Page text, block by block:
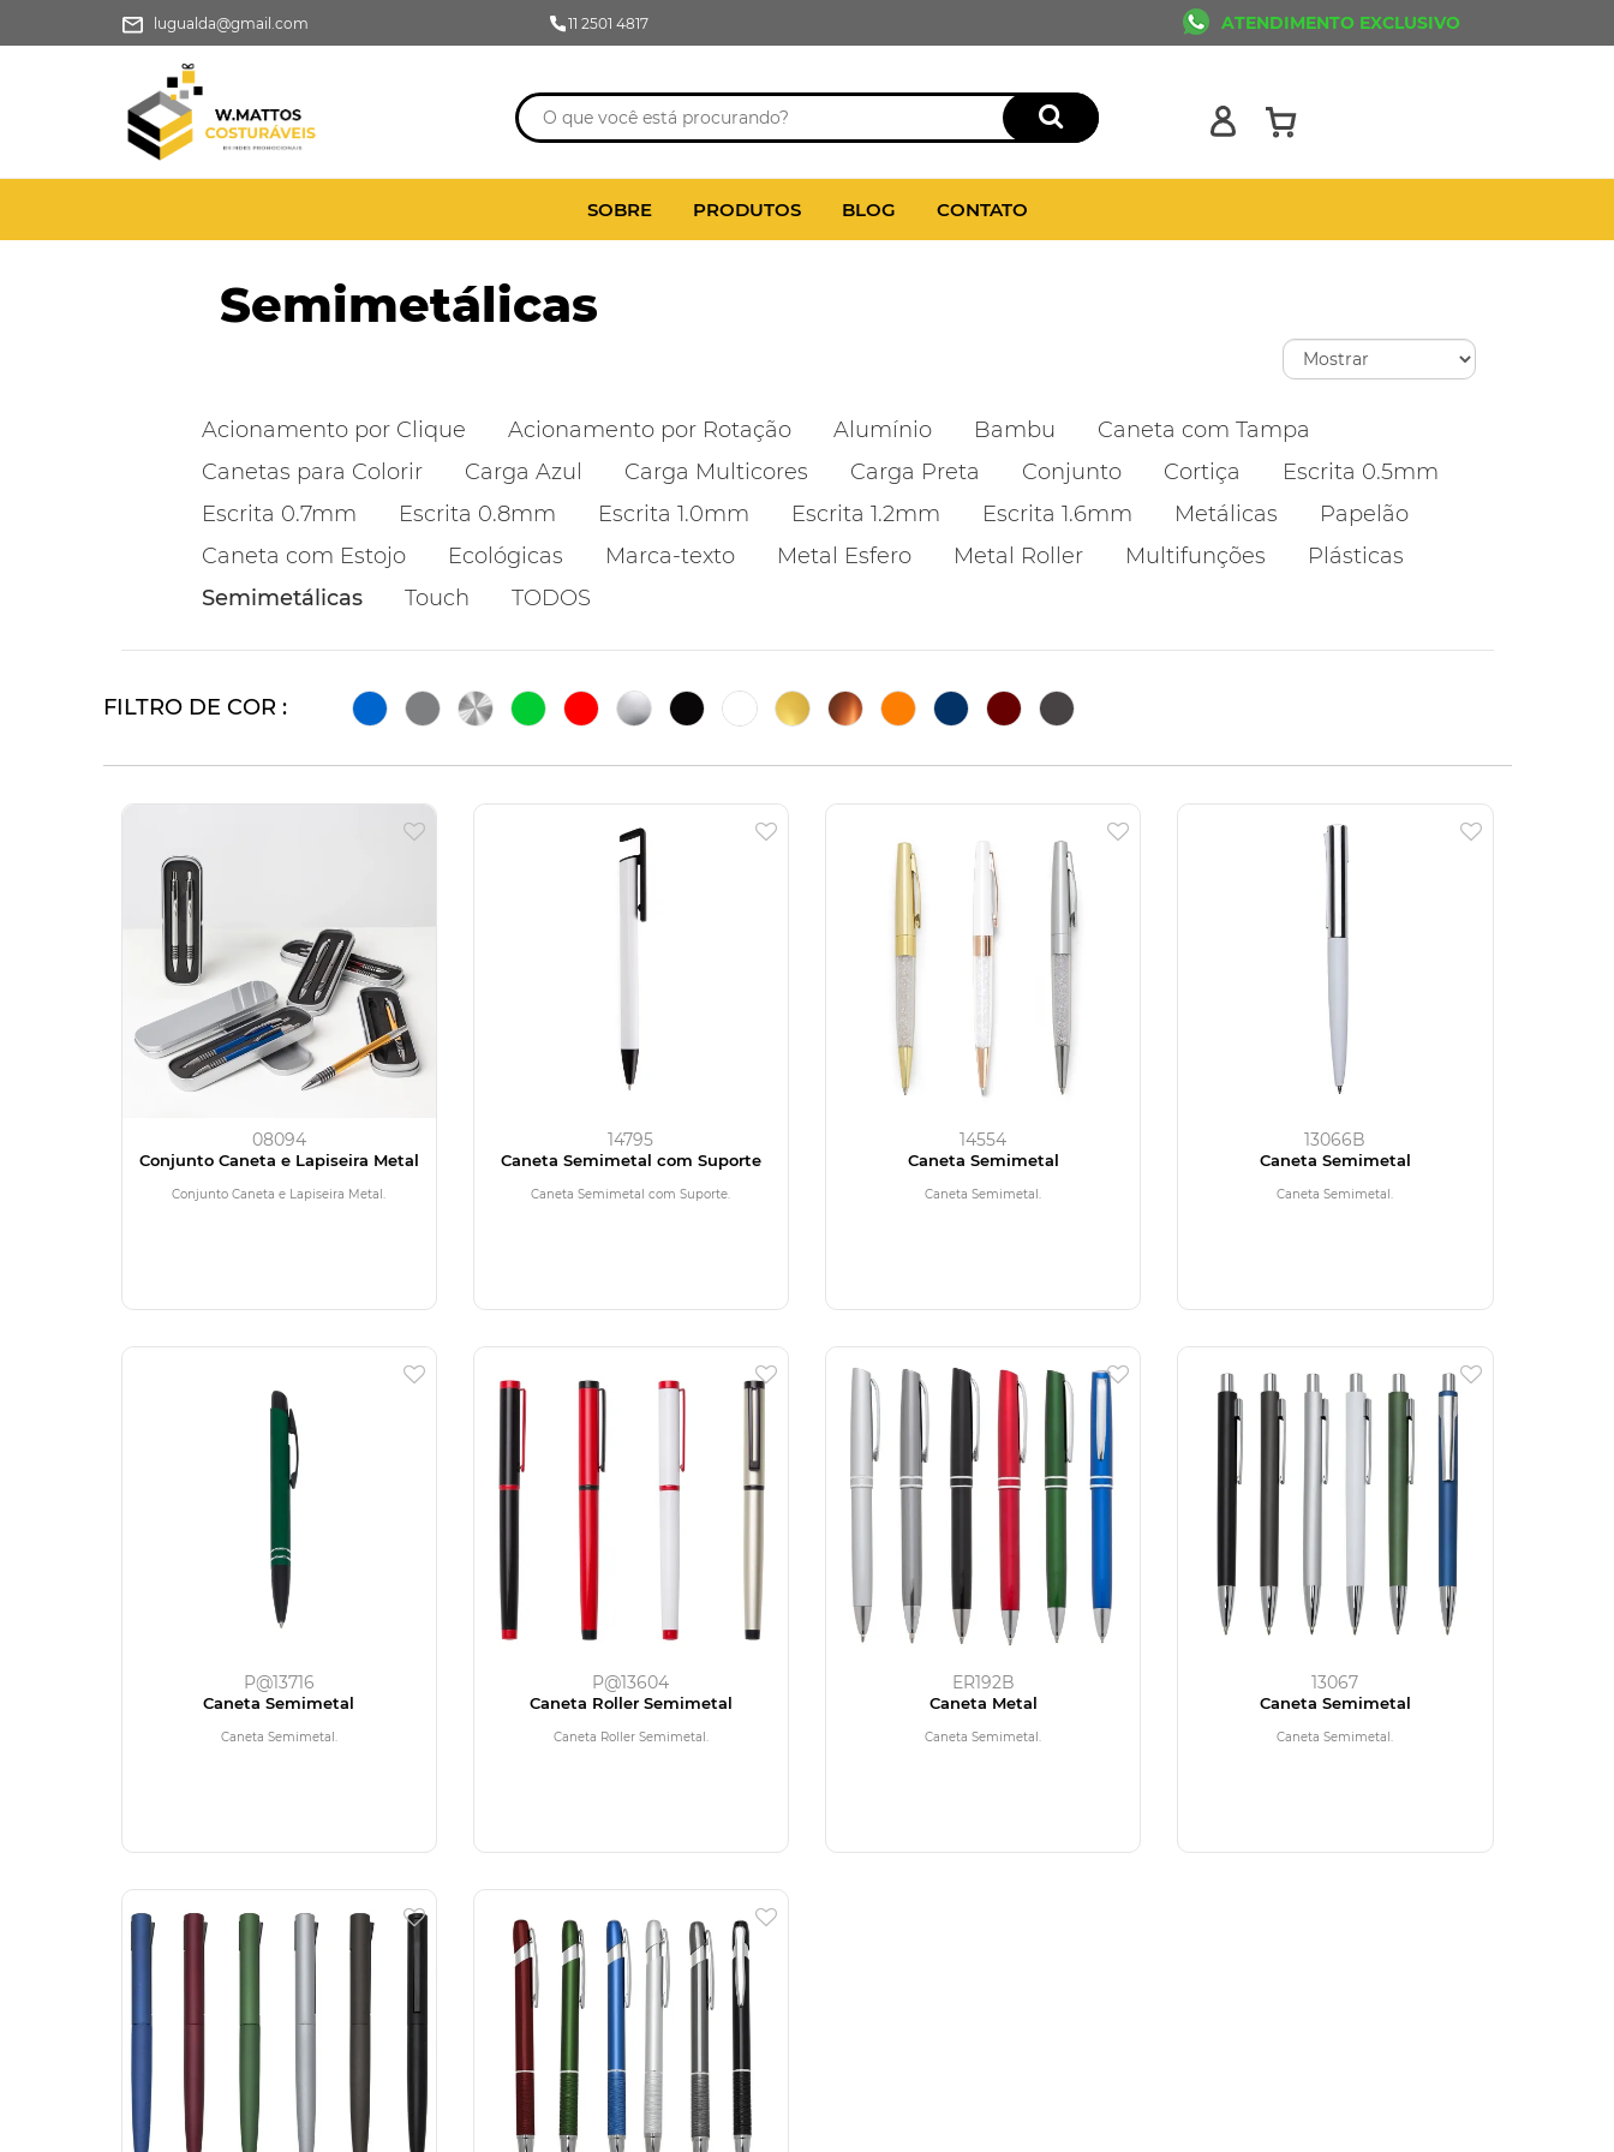
lugualda@gmail.com 11 2501 4817 ATENDIMENTO EXCLUSIVO
SOBRE PRODUTOS BLOG CONTATO
Semimetálicas
Acionamento por Clique Acionamento por Rotação Alumínio Bambu
Caneta com Tampa
Canetas para Colorir
Carga Azul Carga Multicores Carga Preta Conjunto Cortiça
Escrita 0.5mm
Escrita 0.7mm
Escrita 0.8mm Escrita 1.0mm Escrita 1.2mm Escrita 1.6mm Metálicas
Papelão
Caneta com Estojo
Ecológicas Marca-texto Metal Esfero Metal Roller Multifunções
Plásticas
Semimetálicas
Touch TODOS
FILTRO DE COR :
08094
Conjunto Caneta e Lapiseira Metal
Conjunto Caneta e Lapiseira Metal.
14795
Caneta Semimetal com Suporte
Caneta Semimetal com Suporte.
14554
Caneta Semimetal
Caneta Semimetal.
13066B
Caneta Semimetal
Caneta Semimetal.
P@13716
Caneta Semimetal
Caneta Semimetal.
P@13604
Caneta Roller Semimetal
Caneta Roller Semimetal.
ER192B
Caneta Metal
Caneta Semimetal.
13067
Caneta Semimetal
Caneta Semimetal.